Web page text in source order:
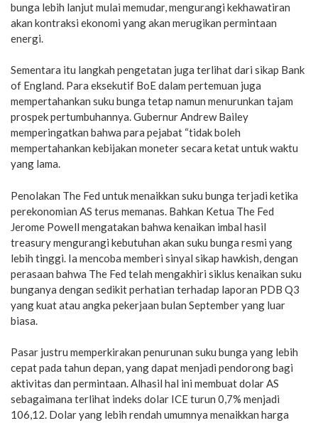
bunga lebih lanjut mulai memudar, mengurangi kekhawatiran
akan kontraksi ekonomi yang akan merugikan permintaan
energi.
Sementara itu langkah pengetatan juga terlihat dari sikap Bank
of England. Para eksekutif BoE dalam pertemuan juga
mempertahankan suku bunga tetap namun menurunkan tajam
prospek pertumbuhannya. Gubernur Andrew Bailey
memperingatkan bahwa para pejabat “tidak boleh
mempertahankan kebijakan moneter secara ketat untuk waktu
yang lama.
Penolakan The Fed untuk menaikkan suku bunga terjadi ketika
perekonomian AS terus memanas. Bahkan Ketua The Fed
Jerome Powell mengatakan bahwa kenaikan imbal hasil
treasury mengurangi kebutuhan akan suku bunga resmi yang
lebih tinggi. Ia mencoba memberi sinyal sikap hawkish, dengan
perasaan bahwa The Fed telah mengakhiri siklus kenaikan suku
bunganya dengan sedikit perhatian terhadap laporan PDB Q3
yang kuat atau angka pekerjaan bulan September yang luar
biasa.
Pasar justru memperkirakan penurunan suku bunga yang lebih
cepat pada tahun depan, yang dapat menjadi pendorong bagi
aktivitas dan permintaan. Alhasil hal ini membuat dolar AS
sebagaimana terlihat indeks dolar ICE turun 0,7% menjadi
106,12. Dolar yang lebih rendah umumnya menaikkan harga